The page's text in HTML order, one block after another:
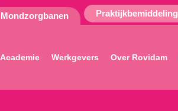
Mondzorgbanen Praktijkbemiddeling
Academie Werkgevers Over Rovidam